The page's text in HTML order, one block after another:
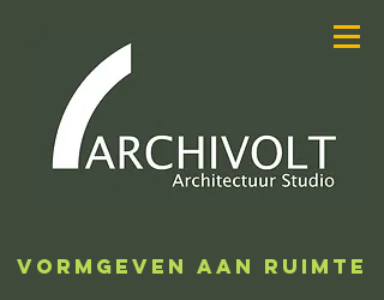
ARCHIVOLT
ARCHITECTUUR
STUDIO
VORMGEVEN AAN RUIMTE